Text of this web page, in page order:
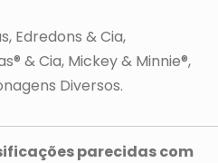
Edredons & Cia
& Cia Mickey & Minnie®
Diversos
parecidas com